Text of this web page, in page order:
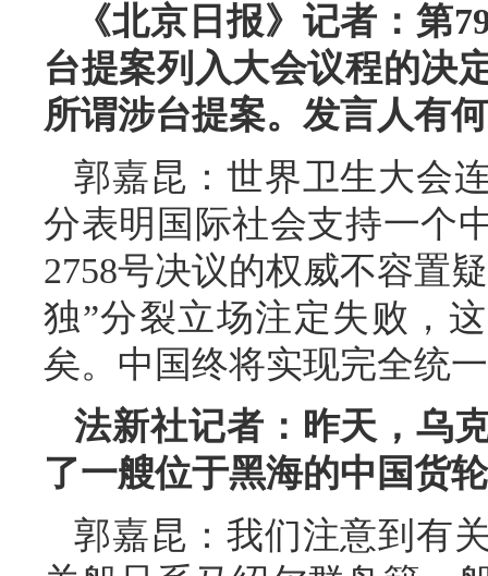
《北京日报》记者：第
台提案列入大会议程的决
所谓涉台提案。发言人有
郭嘉昆：世界卫生大会
分表明国际社会支持一个
2758号决议的权威不容置
独”分裂立场注定失败，
矣。中国终将实现完全统
法新社记者：昨天，乌
了一艘位于黑海的中国货
郭嘉昆：我们注意到有